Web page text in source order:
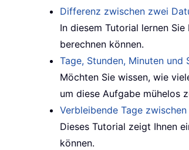
Differenz zwischen zwei
In diesem Tutorial lernen
berechnen können.
Tage, Stunden, Minuten
Möchten Sie wissen, wie
um diese Aufgabe mühelos
Verbleibende Tage
Dieses Tutorial zeigt Ihnen
können.